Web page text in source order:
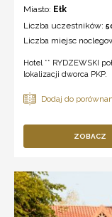
Miasto: Ełk
Liczba uczestników:
Liczba miejsc
Hotel ** RYDZEWSKI
lokalizacji dworca PKP.
ZOBACZ